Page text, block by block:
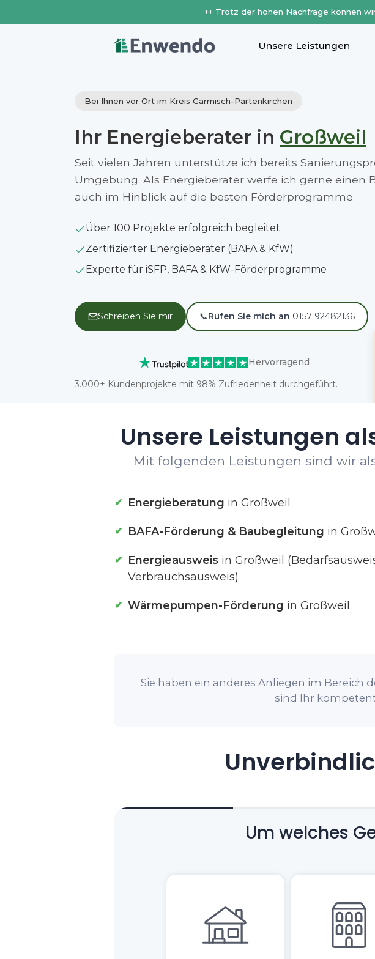
++ Trotz der hohen Nachfrage können
Unsere Leistungen
Bei Ihnen vor Ort im Kreis Garmisch-Partenkirchen
Ihr Energieberater in Großweil
Seit vielen Jahren unterstütze ich bereits
Umgebung. Als Energieberater werfe ich gerne einen
auch im Hinblick auf die besten Förderprogramme.
Über 100 Projekte erfolgreich begleitet
Zertifizierter Energieberater (BAFA & KfW)
Experte für iSFP, BAFA & KfW-Förderprogramme
Schreiben Sie mir 📞Rufen Sie mich an 0157 92482136
Hervorragend
3.000+ Kundenprojekte mit 98% Zufriedenheit durchgeführt.
Unsere Leistungen
Mit folgenden Leistungen sind wir
Energieberatung in Großweil
BAFA-Förderung & Baubegleitung in
Energieausweis in Großweil
Verbrauchsausweis)
Wärmepumpen-Förderung in Großweil
Sie haben ein anderes Anliegen im Bereich
sind Ihr